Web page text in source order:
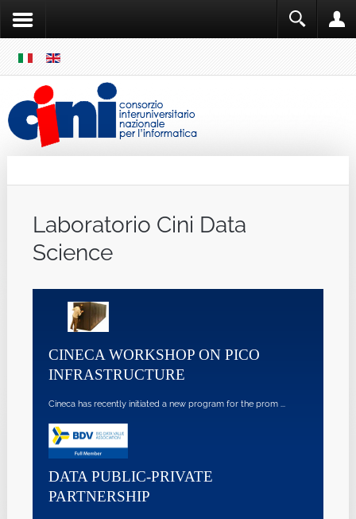
MENU
Laboratorio Cini Data
Science
CINECA WORKSHOP ON PICO
INFRASTRUCTURE
Cineca has recently initiated a new program for the prom ...
DATA PUBLIC-PRIVATE
PARTNERSHIP